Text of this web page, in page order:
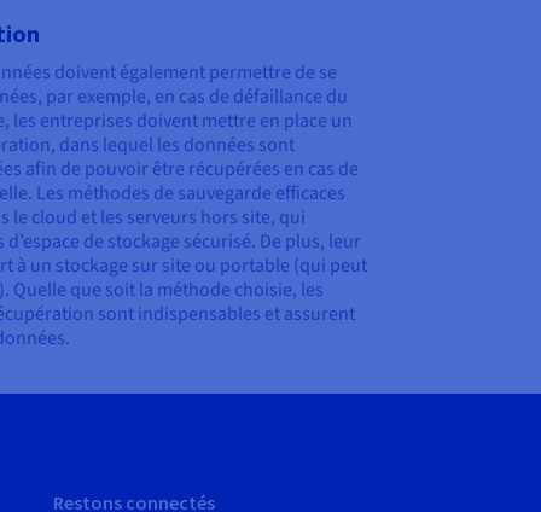
doivent également permettre de se
par exemple, en cas de défaillance du
les entreprises doivent mettre en place un
dans lequel les données sont
afin de pouvoir être récupérées en cas de
Les méthodes de sauvegarde efficaces
le cloud et les serveurs hors site, qui
de stockage sécurisé. De plus, leur
à un stockage sur site ou portable (qui peut
Quelle que soit la méthode choisie, les
sont indispensables et assurent
Restons connectés